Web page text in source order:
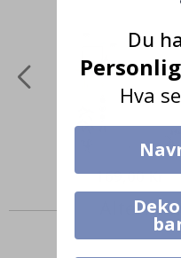
169,00 Kr
Du
Hva